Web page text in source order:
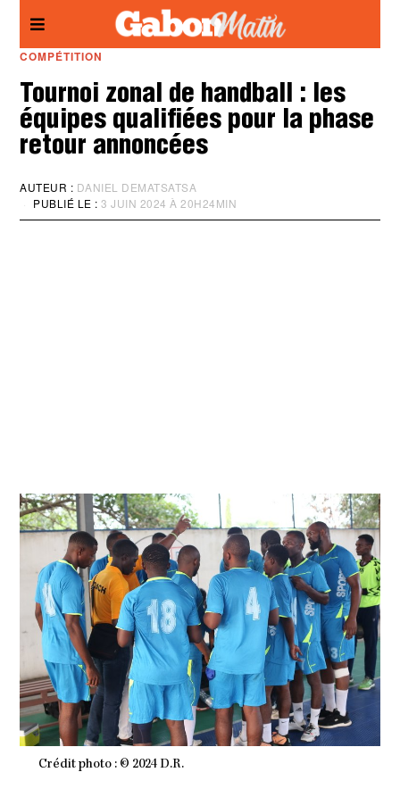
COMPÉTITION
Tournoi zonal de handball : les
équipes qualifiées pour la phase
retour annoncées
AUTEUR : DANIEL DEMATSATSA
PUBLIÉ LE : 3 JUIN 2024 À 20H24MIN
I
4
M
I
N
Crédit photo : © 2024 D.R.
Panneau de gestion des cookies